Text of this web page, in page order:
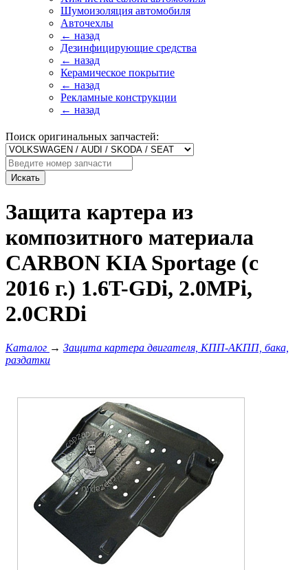
Шумоизоляция автомобиля
Авточехлы
← назад
Дезинфицирующие средства
← назад
Керамическое покрытие
← назад
Рекламные конструкции
← назад
Поиск оригинальных запчастей:
Искать
Защита картера из
композитного материала
CARBON KIA Sportage (с
2016 г.) 1.6T-GDi, 2.0MPi,
2.0CRDi
Каталог → Защита картера двигателя, КПП-АКПП, бака,
раздатки